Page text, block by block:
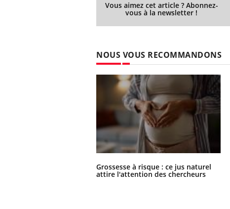
Vous aimez cet article ? Abonnez-
vous à la newsletter !
NOUS VOUS RECOMMANDONS
Grossesse à risque : ce jus naturel
attire l'attention des chercheurs